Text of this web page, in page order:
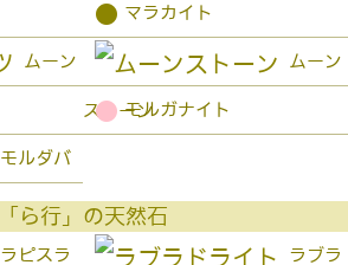
● マラカイト
ムーン ムーン
ストーン
● モルガナイト
モルダバ
「ら行」の天然石
ラピスラ ラブラ